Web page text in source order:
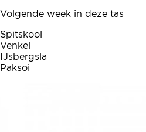
Volgende week in deze tas
Spitskool
Venkel
IJsbergsla
Paksoi